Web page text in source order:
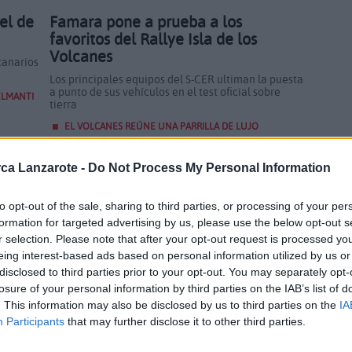
Lanzarote - Do Not Process My Personal Information
opt-out of the sale, sharing to third parties, or processing of your
for targeted advertising by us, please use the below opt-out
selection. Please note that after your opt-out request is processed
interest-based ads based on personal information utilized by us
to third parties prior to your opt-out. You may separately
of your personal information by third parties on the IAB’s list of
This information may also be disclosed by us to third parties on the
Participants that may further disclose it to other third parties.
de
Famara pone a prueba a los
favoritos del Rallye Isla de los
Volcanes
Los principales equipos del S-CER ultiman la puesta
a punto de sus vehículos en el test oficial sobre
tierra
EL VOLCANES REÚNE UNA PARRILLA DE LUJO
y
Veinte años sin bajarse del tatami
El Club de Judo Costa Teguise supera sus objetivos
y consolida una cantera que garantiza el relevo
generacional
EL CLUB DE JUDO COSTA TEGUISE ASEGURA LA
PERMANENCIA CON UN PLENO DE VICTORIAS
PUBLICIDAD